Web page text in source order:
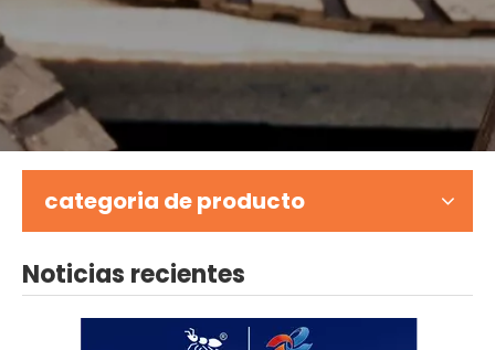
categoria de producto
Noticias recientes